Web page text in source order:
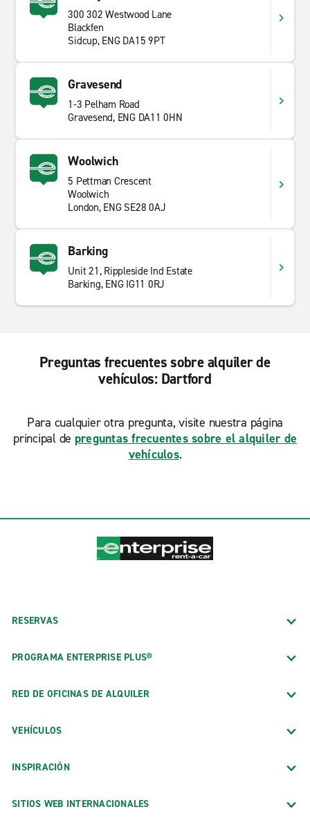
300 302 Westwood Lane
Blackfen
Sidcup, ENG DA15 9PT
Gravesend
1-3 Pelham Road
Gravesend, ENG DA11 0HN
Woolwich
5 Pettman Crescent
Woolwich
London, ENG SE28 0AJ
Barking
Unit 21, Rippleside Ind Estate
Barking, ENG IG11 0RJ
Preguntas frecuentes sobre alquiler de
vehículos: Dartford
Para cualquier otra pregunta, visite nuestra página
principal de preguntas frecuentes sobre el alquiler de
vehículos.
RESERVAS
PROGRAMA ENTERPRISE PLUS®
RED DE OFICINAS DE ALQUILER
VEHÍCULOS
INSPIRACIÓN
SITIOS WEB INTERNACIONALES